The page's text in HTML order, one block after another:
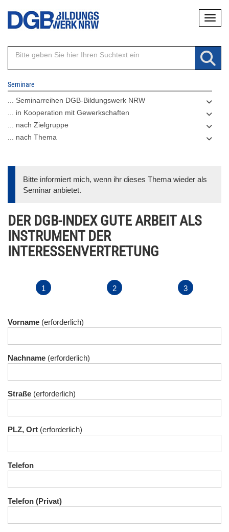
Direkt
Inhalt
Seminare
... Seminarreihen DGB-Bildungswerk NRW
... in Kooperation mit Gewerkschaften
... nach Zielgruppe
... nach Thema
Bitte informiert mich, wenn ihr dieses Thema wieder als
Seminar anbietet.
DER DGB-INDEX GUTE ARBEIT ALS
INSTRUMENT DER
INTERESSENVERTRETUNG
Vorname
Nachname
Straße
PLZ, Ort
Telefon
Telefon (Privat)